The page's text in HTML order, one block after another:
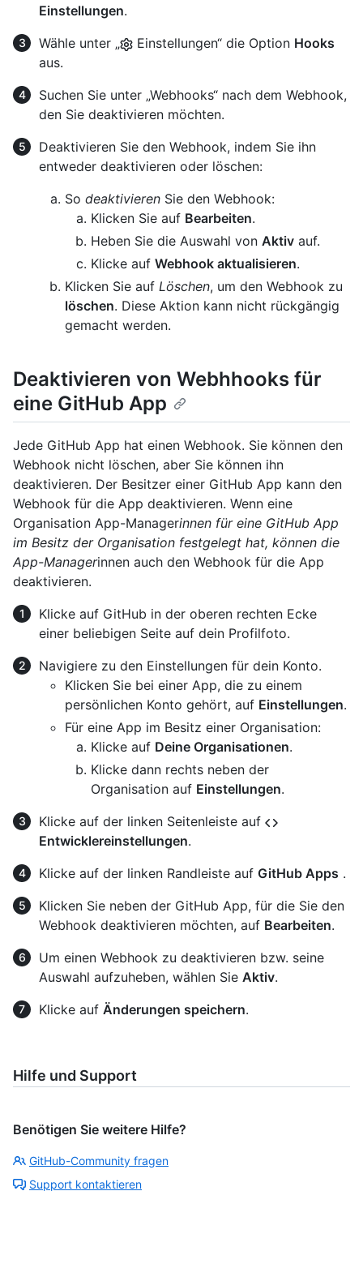
Einstellungen.
Wähle unter „
Einstellungen“ die Option Hooks
aus.
Suchen Sie unter „Webhooks“ nach dem Webhook,
den Sie deaktivieren möchten.
Deaktivieren Sie den Webhook, indem Sie ihn
entweder deaktivieren oder löschen:
So deaktivieren Sie den Webhook:
Klicken Sie auf Bearbeiten.
Heben Sie die Auswahl von Aktiv auf.
Klicke auf Webhook aktualisieren.
Klicken Sie auf Löschen, um den Webhook zu
löschen. Diese Aktion kann nicht rückgängig
gemacht werden.
Deaktivieren von Webhhooks für
eine GitHub App
Jede GitHub App hat einen Webhook. Sie können den
Webhook nicht löschen, aber Sie können ihn
deaktivieren. Der Besitzer einer GitHub App kann den
Webhook für die App deaktivieren. Wenn eine
Organisation App-Managerinnen für eine GitHub App
im Besitz der Organisation festgelegt hat, können die
App-Managerinnen auch den Webhook für die App
deaktivieren.
Klicke auf GitHub in der oberen rechten Ecke
einer beliebigen Seite auf dein Profilfoto.
Navigiere zu den Einstellungen für dein Konto.
Klicken Sie bei einer App, die zu einem
persönlichen Konto gehört, auf Einstellungen.
Für eine App im Besitz einer Organisation:
Klicke auf Deine Organisationen.
Klicke dann rechts neben der
Organisation auf Einstellungen.
Klicke auf der linken Seitenleiste auf
Entwicklereinstellungen.
Klicke auf der linken Randleiste auf GitHub Apps .
Klicken Sie neben der GitHub App, für die Sie den
Webhook deaktivieren möchten, auf Bearbeiten.
Um einen Webhook zu deaktivieren bzw. seine
Auswahl aufzuheben, wählen Sie Aktiv.
Klicke auf Änderungen speichern.
Hilfe und Support
Benötigen Sie weitere Hilfe?
GitHub-Community fragen
Support kontaktieren